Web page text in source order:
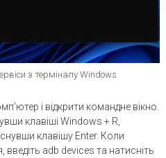
з терміналу Windows
і відкрити командне вікно.
клавіші Windows + R,
клавішу Enter. Коли
введіть adb devices та натисніть